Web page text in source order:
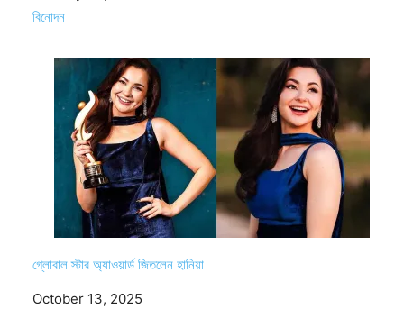
In relation to
বিনোদন
গ্লোবাল স্টার অ্যাওয়ার্ড জিতলেন হানিয়া
Date
October 13, 2025